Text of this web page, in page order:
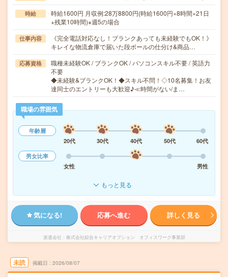
時給
時給1600円 月収例:28万8800円(時給1600円×8時間×21日
+残業10時間)※週5の場合
仕事内容
《完全電話対応なし！ブランクあっても未経験でもOK！》
キレイな物流倉庫で届いた段ボールの仕分け&商品…
応募資格
職種未経験OK / ブランクOK / パソコンスキル不要 / 英語力
不要
◆未経験&ブランクOK！◆スキル不問！◇10名募集！お友
達同士のエントリーも大歓迎♪≪時間がない/ま…
職場の雰囲気
年齢層
20代
30代 40代 50代
60代
男女比率
女性
男性
もっと見る
気になる! 応募へ進む 詳しく見る
派遣会社 株式会社綜合キャリアオプション オフィスワーク事業部
未読 掲載日 2026/08/07